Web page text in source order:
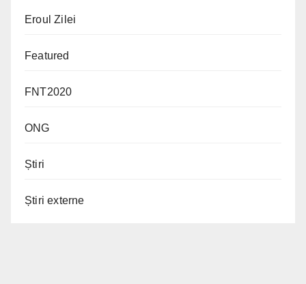
Eroul Zilei
Featured
FNT2020
ONG
Știri
Știri externe